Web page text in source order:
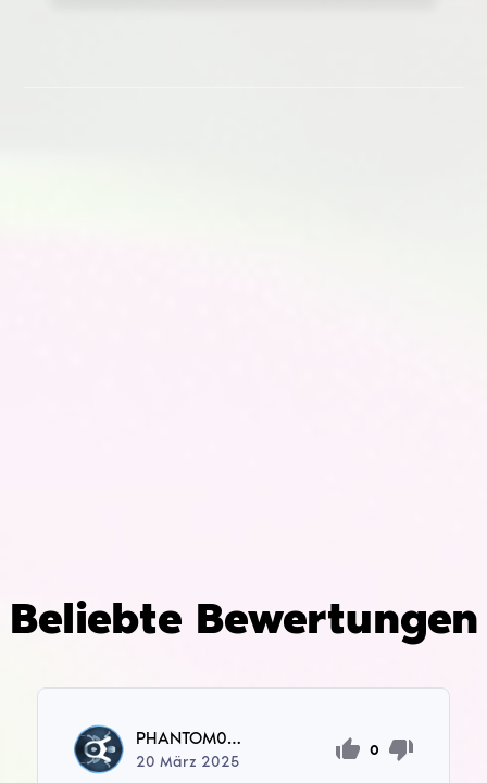
Beliebte Bewertungen
PHANTOM0303
20März 2025
0